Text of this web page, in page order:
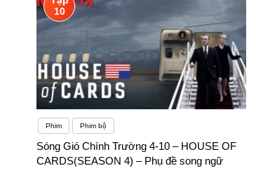
10
Phim Phim bộ
Sóng Gió Chính Trường 4-10 – HOUSE OF
CARDS(SEASON 4) – Phụ đề song ngữ